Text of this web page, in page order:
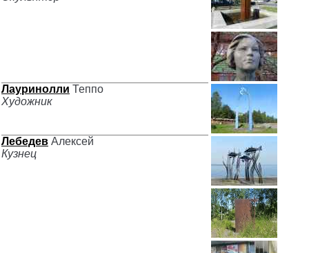
Лауринолли Теппо
Художник
Лебедев Алексей
Кузнец